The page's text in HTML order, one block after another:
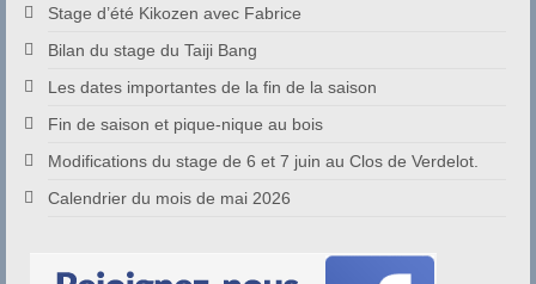
Stage d’été Kikozen avec Fabrice
Bilan du stage du Taiji Bang
Les dates importantes de la fin de la saison
Fin de saison et pique-nique au bois
Modifications du stage de 6 et 7 juin au Clos de Verdelot.
Calendrier du mois de mai 2026